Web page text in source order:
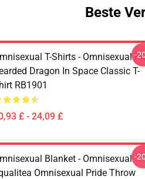
Beste
T-Shirts - Omnisexual
Dragon In Space Classic T-
RB1901
£ - 24,09 £
-
Blanket - Omnisexual
Omnisexual Pride Throw
-